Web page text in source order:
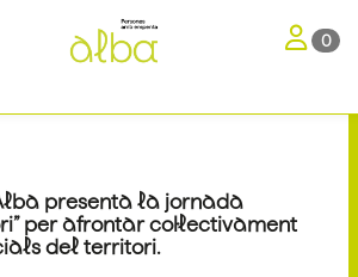
Toggle
0
presenta la jornada
per afrontar col·lectivament
del territori.